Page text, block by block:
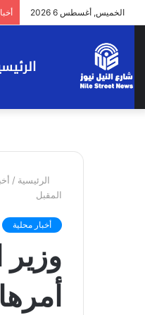
الخميس, أغسطس 6 2026
الرئيسية /
المقبل
أخبار محلية